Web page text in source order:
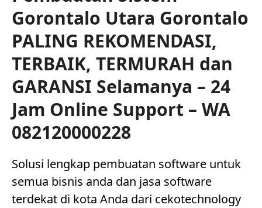
Gorontalo Utara Gorontalo
PALING REKOMENDASI,
TERBAIK, TERMURAH dan
GARANSI Selamanya – 24
Jam Online Support – WA
082120000228
Solusi lengkap pembuatan software untuk
semua bisnis anda dan jasa software
terdekat di kota Anda dari cekotechnology